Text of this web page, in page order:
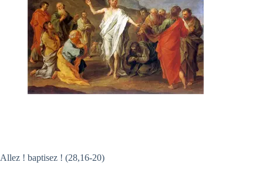
Allez ! baptisez ! (28,16-20)